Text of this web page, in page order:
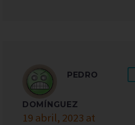
PEDRO
DOMÍNGUEZ
19 abril, 2023 at